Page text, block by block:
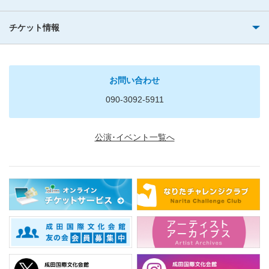
チケット情報
お問い合わせ
090-3092-5911
公演･イベント一覧へ